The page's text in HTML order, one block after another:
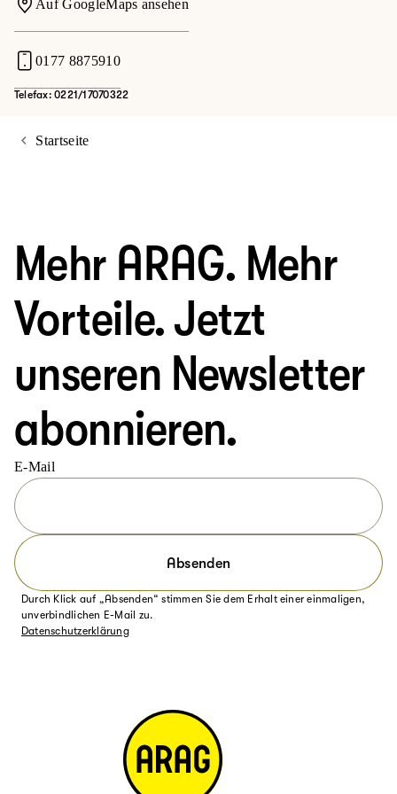
Auf GoogleMaps ansehen
0177 8875910
Telefax: 0221/17070322
Startseite
Mehr ARAG. Mehr
Vorteile. Jetzt
unseren Newsletter
abonnieren.
E-Mail
Absenden
Durch Klick auf „Absenden“ stimmen Sie dem Erhalt einer einmaligen,
unverbindlichen E-Mail zu.
Datenschutzerklärung